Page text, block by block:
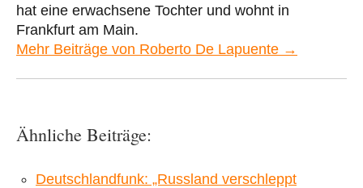
hat eine erwachsene Tochter und wohnt in
Frankfurt am Main.
Mehr Beiträge von Roberto De Lapuente →
Ähnliche Beiträge:
Deutschlandfunk: „Russland verschleppt